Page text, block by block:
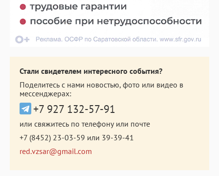
Стали свидетелем интересного события?
Поделитесь с нами новостью, фото или видео в
мессенджерах:
+7 927 132-57-91
или свяжитесь по телефону или почте
+7 (8452) 23-03-59 или 39-39-41
red.vzsar@gmail.com